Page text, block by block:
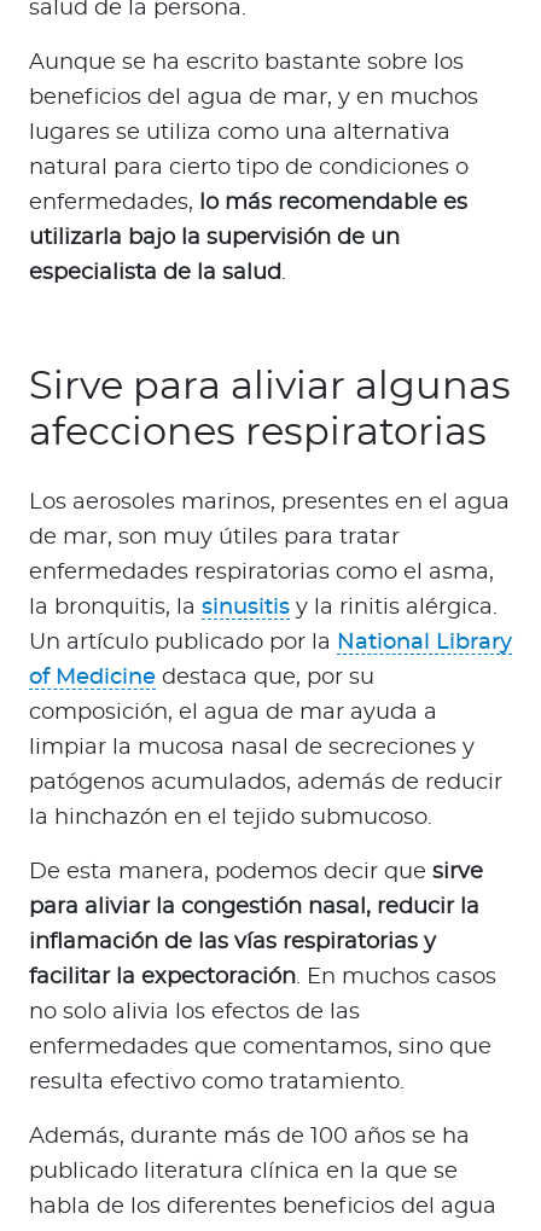
salud de la persona.
Aunque se ha escrito bastante sobre los
beneficios del agua de mar, y en muchos
lugares se utiliza como una alternativa
natural para cierto tipo de condiciones o
enfermedades, lo más recomendable es
utilizarla bajo la supervisión de un
especialista de la salud.
Sirve para aliviar algunas
afecciones respiratorias
Los aerosoles marinos, presentes en el agua
de mar, son muy útiles para tratar
enfermedades respiratorias como el asma,
la bronquitis, la sinusitis y la rinitis alérgica.
Un artículo publicado por la National Library
of Medicine destaca que, por su
composición, el agua de mar ayuda a
limpiar la mucosa nasal de secreciones y
patógenos acumulados, además de reducir
la hinchazón en el tejido submucoso.
De esta manera, podemos decir que sirve
para aliviar la congestión nasal, reducir la
inflamación de las vías respiratorias y
facilitar la expectoración. En muchos casos
no solo alivia los efectos de las
enfermedades que comentamos, sino que
resulta efectivo como tratamiento.
Además, durante más de 100 años se ha
publicado literatura clínica en la que se
habla de los diferentes beneficios del agua